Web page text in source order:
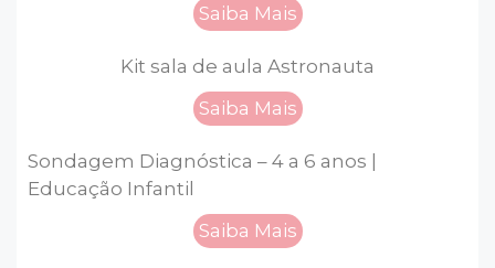
Saiba Mais
Kit sala de aula Astronauta
Saiba Mais
Sondagem Diagnóstica – 4 a 6 anos |
Educação Infantil
Saiba Mais